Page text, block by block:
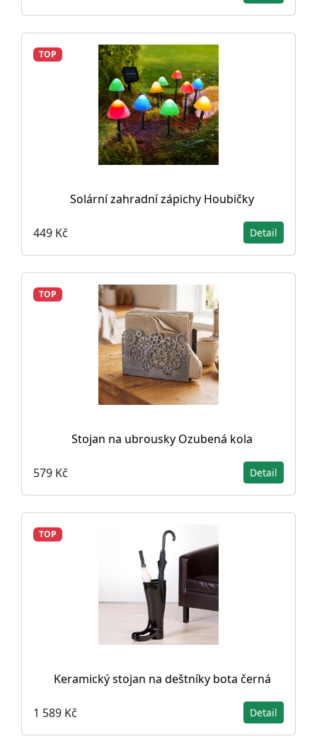
TOP
Solární zahradní zápichy Houbičky
449 Kč Detail
TOP
Stojan na ubrousky Ozubená kola
579 Kč Detail
TOP
Keramický stojan na deštníky bota černá
1 589 Kč Detail